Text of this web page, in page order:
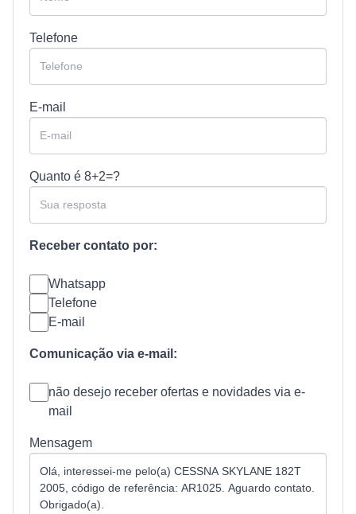
Telefone
E-mail
Quanto é 8+2=?
Receber contato por:
Whatsapp
Telefone
E-mail
Comunicação via e-mail:
não desejo receber ofertas e novidades via e-
mail
Mensagem